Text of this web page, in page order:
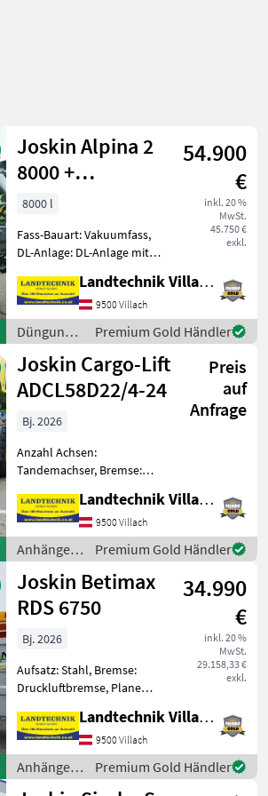
Joskin Alpina 2
8000 +
Pendislide Basic
54.900
€
inkl. 20 %
MwSt.
45.750 €
exkl.
8000 l
Fass-Bauart: Vakuumfass,
DL-Anlage: DL-Anlage mit
Bremsen, Breitverteiler,
Schleppschlauchverteiler,
Druckluftbremse,
Füllstandsanzeiger mit
Schwimm
Landtechnik Villach GmbH
9500 Villach
Düngung
und
Beregnung
/ Joskin
Premium Gold Händler
Joskin Cargo-Lift
ADCL58D22/4-24
Preis
auf
Anfrage
Bj. 2026
Anzahl Achsen:
Tandemachser, Bremse:
Typenschein, Hydraulischer
Stützfuß, Lenkachse Joskin
Hakenliftanhänger Cargo-
Lift ADCL58D22/4-24
Gesamtgewicht: 22
Landtechnik Villach GmbH
9500 Villach
Anhänger /
Joskin
Premium Gold Händler
Joskin Betimax
RDS 6750
34.990
€
inkl. 20 %
MwSt.
29.158,33 €
exkl.
Bj. 2026
Aufsatz: Stahl, Bremse:
Druckluftbremse, Plane
6750, hydraulisch
absenkbar, mit gefederter
Deichsel, K80 Kugelkopf
Anhängevorrichtung,
Landtechnik Villach GmbH
9500 Villach
Anhänger /
Joskin
Premium Gold Händler